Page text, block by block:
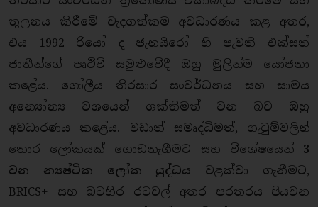
තුලනය කිරීමේ වැදගත්කම අවධාරණය කළ අතර,
එය 1992 රියෝ ද ජැනයිරෝ හි පැවති එක්සත්
ජාතීන්ගේ පෘථිවි සමුළුවේදී ඔහු මුලින්ම යෝජනා
කළේය. ගෝලීය තිරසාර සංවර්ධනය සහ සාමය
අන්‍යෝන්‍ය වශයෙන් ශක්තිමත් වන බව ඔහු
අවධාරණය කළේය. වඩාත් සමෘද්ධිමත්, ගැටුම්වලින්
තොර ලෝකයක් ගොඩනැගීමට සහ විශේෂයෙන් 3
වන
න්‍යෂ්ටික ලෝක යුද්ධය වළක්වා ගැනීමට,
BRICS+ සහ බටහිර රටවල් අතර පරතරය පියවන